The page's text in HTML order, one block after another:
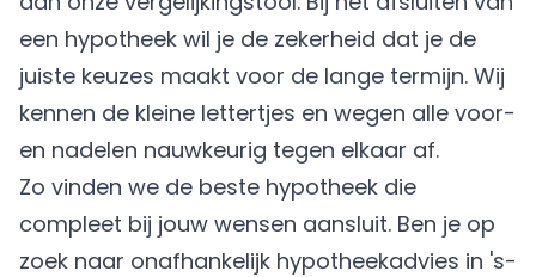
een hypotheek wil je de zekerheid dat je de
juiste keuzes maakt voor de lange termijn. Wij
kennen de kleine lettertjes en wegen alle voor-
en nadelen nauwkeurig tegen elkaar af.
Zo vinden we de beste hypotheek die
compleet bij jouw wensen aansluit. Ben je op
zoek naar onafhankelijk hypotheekadvies in 's-